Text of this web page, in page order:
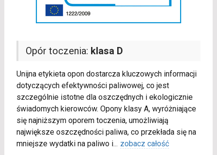
Opór toczenia: klasa D
Unijna etykieta opon dostarcza kluczowych informacji
dotyczących efektywności paliwowej, co jest
szczególnie istotne dla oszczędnych i ekologicznie
świadomych kierowców. Opony klasy A, wyróżniające
się najniższym oporem toczenia, umożliwiają
największe oszczędności paliwa, co przekłada się na
mniejsze wydatki na paliwo i... zobacz całość